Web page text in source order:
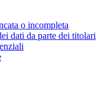
o incompleta
dati da parte dei titolari